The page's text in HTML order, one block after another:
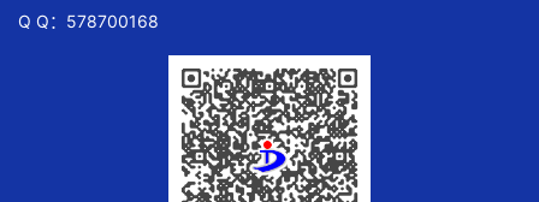
Q Q：578700168